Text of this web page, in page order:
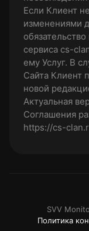
Если Клиент
изменениями
сервиса cs-
ему Услуг. В
Сайта Клиент
новой
Актуальная
Соглашения
https://cs-
Политика
SVV